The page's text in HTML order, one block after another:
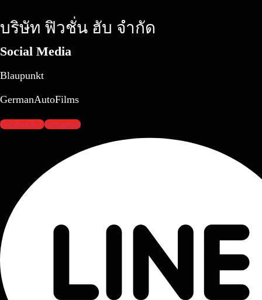
บริษัท ฟิวชั่น ฮับ จำกัด
Social Media
Blaupunkt
GermanAutoFilms
Facebook-f Instagram